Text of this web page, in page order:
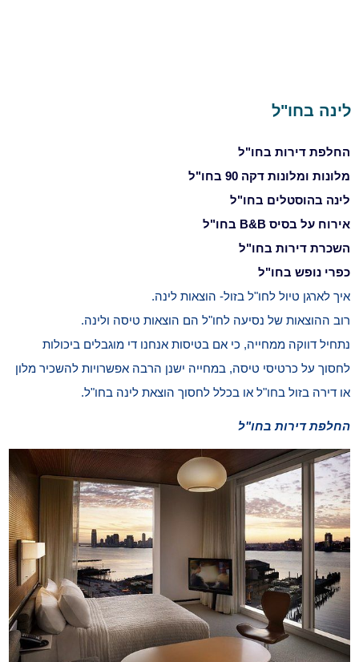
לינה בחו"ל
החלפת דירות בחו"ל
מלונות ומלונות דקה 90 בחו"ל
לינה בהוסטלים בחו"ל
אירוח על בסיס B&B בחו"ל
השכרת דירות בחו"ל
כפרי נופש בחו"ל
איך לארגן טיול לחו"ל בזול- הוצאות לינה.
רוב ההוצאות של נסיעה לחו"ל הם הוצאות טיסה ולינה.
נתחיל דווקה ממחייה, כי אם בטיסות אנחנו די מוגבלים ביכולות
לחסוך על כרטיסי טיסה, במחייה ישנן הרבה אפשרויות להשכיר מלון
או דירה בזול בחו"ל או בכלל לחסוך הוצאת לינה בחו"ל.
החלפת דירות בחו"ל